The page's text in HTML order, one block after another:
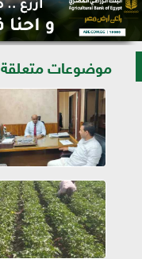
موضوعات متعلقة